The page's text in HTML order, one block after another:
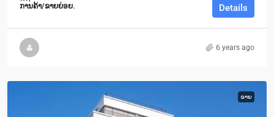
ການຄ້າ/ຂາຍຍ່ອຍ. Details
6 years ago
ຂາຍ